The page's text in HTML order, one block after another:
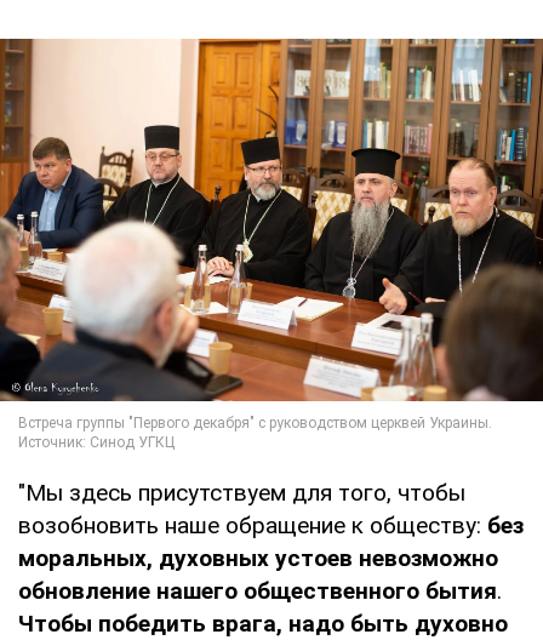
"Мы здесь присутствуем для того, чтобы
возобновить наше обращение к обществу: без
моральных, духовных устоев невозможно
обновление нашего общественного бытия.
Чтобы победить врага, надо быть духовно